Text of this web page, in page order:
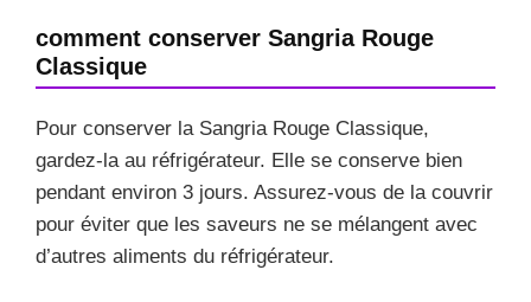
comment conserver Sangria Rouge
Classique
Pour conserver la Sangria Rouge Classique,
gardez-la au réfrigérateur. Elle se conserve bien
pendant environ 3 jours. Assurez-vous de la couvrir
pour éviter que les saveurs ne se mélangent avec
d’autres aliments du réfrigérateur.